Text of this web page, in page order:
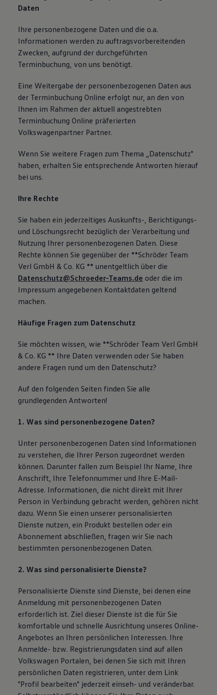
Daten
Ihre personenbezogene Daten und die o.a.
Informationen werden zu auftragsvorbereitenden
Zwecken, aufgrund der durchgeführten
Terminbuchung, von uns benötigt.
Eine Weitergabe der personenbezogenen Daten aus
der Terminbuchung Online erfolgt nur, an den von
Ihnen im Rahmen der aktuell angestrebten
Terminbuchung Online präferierten
Volkswagenpartner Partner.
Wenn Sie weitere Fragen zum Thema „Datenschutz"
haben, erhalten Sie entsprechende Antworten hierauf
bei uns.
Ihre Rechte
Sie haben ein jederzeitiges Auskunfts-, Berichtigungs-
und Löschungsrecht bezüglich der Verarbeitung und
Nutzung Ihrer personenbezogenen Daten. Diese
Rechte können Sie gegenüber der **Schröder Team
Verl GmbH & Co. KG ** unentgeltlich über die
Datenschutz@Schroeder-Teams.de oder die im
Impressum angegebenen Kontaktdaten geltend
machen.
Häufige Fragen zum Datenschutz
Sie möchten wissen, wie **Schröder Team Verl GmbH
& Co. KG ** Ihre Daten verwenden oder Sie haben
andere Fragen rund um den Datenschutz?
Auf den folgenden Seiten finden Sie alle
grundlegenden Antworten!
1. Was sind personenbezogene Daten?
Unter personenbezogenen Daten sind Informationen
zu verstehen, die Ihrer Person zugeordnet werden
können. Darunter fallen zum Beispiel Ihr Name, Ihre
Anschrift, Ihre Telefonnummer und Ihre E-Mail-
Adresse. Informationen, die nicht direkt mit Ihrer
Person in Verbindung gebracht werden, gehören nicht
dazu. Wenn Sie einen unserer personalisierten
Dienste nutzen, ein Produkt bestellen oder ein
Abonnement abschließen, fragen wir Sie nach
bestimmten personenbezogenen Daten.
2. Was sind personalisierte Dienste?
Personalisierte Dienste sind Dienste, bei denen eine
Anmeldung mit personenbezogenen Daten
erforderlich ist. Ziel dieser Dienste ist die für Sie
komfortable und schnelle Ausrichtung unseres Online-
Angebotes an Ihren persönlichen Interessen. Ihre
Anmelde- bzw. Registrierungsdaten sind auf allen
Volkswagen Portalen, bei denen Sie sich mit Ihren
persönlichen Daten registrieren, unter dem Link
"Profil bearbeiten" jederzeit einseh- und veränderbar.